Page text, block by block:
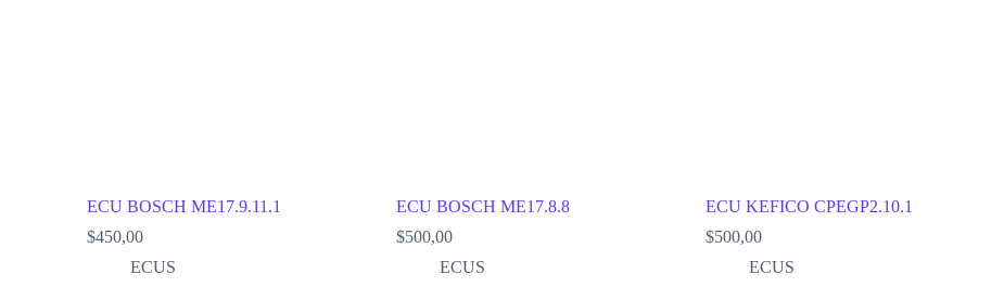
ECU BOSCH ME17.9.11.1
$450,00
ECUS
ECU BOSCH ME17.8.8
$500,00
ECUS
ECU KEFICO CPEGP2.10.1
$500,00
ECUS